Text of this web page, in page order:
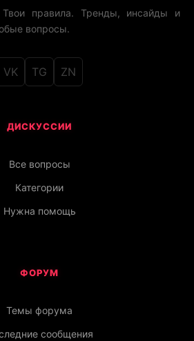
Твои правила. Тренды, инсайды и
вопросы.
VK TG ZN
ДИСКУССИИ
Все вопросы
Категории
Нужна помощь
ФОРУМ
Темы форума
сообщения